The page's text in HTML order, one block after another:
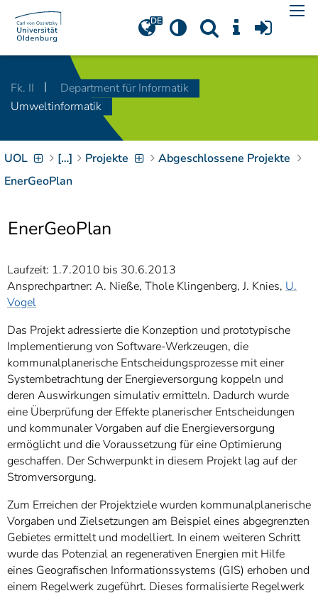
Navigation[Access-Key 1
Choose other language
[Access-Key 8]
Zum Inhalt springen
Zur Suche springen
[Access-Key 4]
Zur Hauptnavigation
Zielgruppennavigation
Zur
Brotkrumennavigation
Informationen zur
Barrierefreiheit
Fk. II
Department für Informatik
Umweltinformatik
UOL […] Projekte
Abgeschlossene Projekte
EnerGeoPlan
EnerGeoPlan
Laufzeit: 1.7.2010 bis 30.6.2013
Ansprechpartner: A. Nieße, Thole Klingenberg, J. Knies, U.
Vogel
Das Projekt adressierte die Konzeption und prototypische
Implementierung von Software-Werkzeugen, die
kommunalplanerische Entscheidungsprozesse mit einer
Systembetrachtung der Energieversorgung koppeln und
deren Auswirkungen simulativ ermitteln. Dadurch wurde
eine Überprüfung der Effekte planerischer Entscheidungen
und kommunaler Vorgaben auf die Energieversorgung
ermöglicht und die Voraussetzung für eine Optimierung
geschaffen. Der Schwerpunkt in diesem Projekt lag auf der
Stromversorgung.
Zum Erreichen der Projektziele wurden kommunalplanerische
Vorgaben und Zielsetzungen am Beispiel eines abgegrenzten
Gebietes ermittelt und modelliert. In einem weiteren Schritt
wurde das Potenzial an regenerativen Energien mit Hilfe
eines Geografischen Informationssystems (GIS) erhoben und
einem Regelwerk zugeführt. Dieses formalisierte Regelwerk